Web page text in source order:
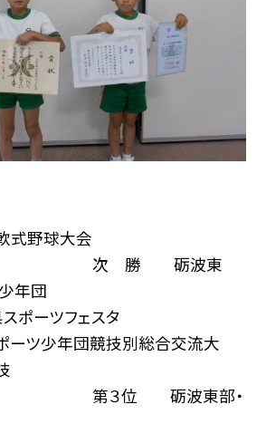
軟式野球大会
砺波東
年団
ポーツフェスタ
ーツ少年団競技別総合交流大
砺波東部・